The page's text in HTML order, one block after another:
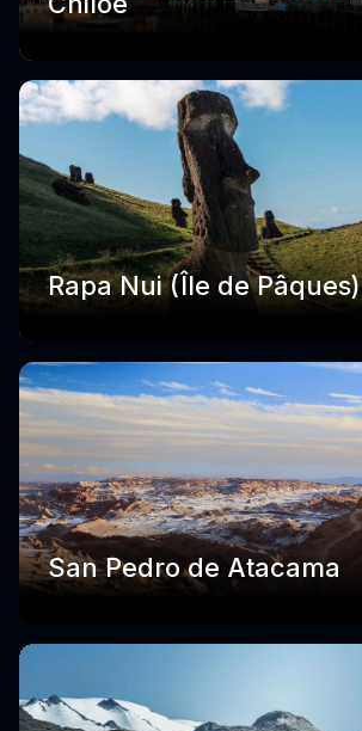
Rapa Nui (Île de Pâques)
San Pedro de Atacama